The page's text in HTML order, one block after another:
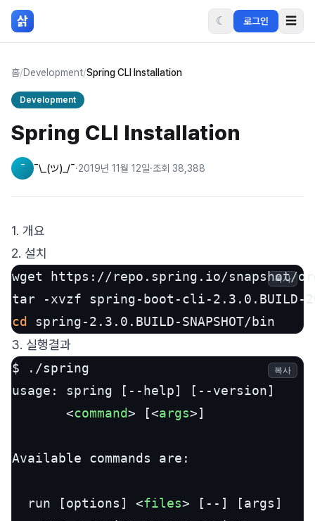
본문 바로가기
삵 ☾ 로그인 ☰
홈/Development/Spring CLI Installation
Development
Spring CLI Installation
¯ ¯\_(ツ)_/¯·2019년 11월 12일·조회 38,388
1. 개요
2. 설치
wget https://repo.spring.io/snapshot/
cd spring-2.3.0.BUILD-SNAPSHOT/bin
복사
3. 실행결과
$ ./spring
usage: spring [--help] [--version]
<command> [<args>]
Available commands are:
  run [options]
<files> [--] [args]
복사